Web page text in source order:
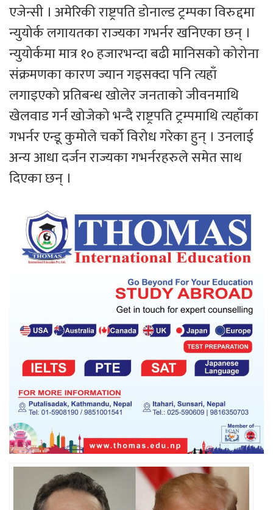
एजेन्सी । अमेरिकी राष्ट्रपति डोनाल्ड ट्रम्पका विरुद्दमा
न्युयोर्क लगायतका राज्यका गभर्नर खनिएका छन् ।
न्युयोर्कमा मात्र १० हजारभन्दा बढी मानिसको कोरोना
संक्रमणका कारण ज्यान गइसक्दा पनि त्यहाँ
लगाइएको प्रतिबन्ध खोलेर जनताको जीवनमाथि
खेलवाड गर्न खोजेको भन्दै राष्ट्रपति ट्रम्पमाथि त्यहाँका
गभर्नर एन्डू कुमोले चर्को विरोध गरेका हुन् । उनलाई
अन्य आधा दर्जन राज्यका गभर्नरहरुले समेत साथ
दिएका छन् ।